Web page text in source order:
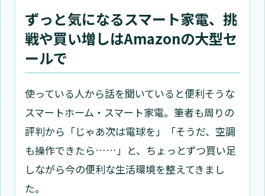
ずっと気になるスマート家電、挑
戦や買い増しはAmazonの大型セ
ールで
使っている人から話を聞いていると便利そうな
スマートホーム・スマート家電。筆者も周りの
評判から「じゃあ次は電球を」「そうだ、空調
も操作できたら……」と、ちょっとずつ買い足
しながら今の便利な生活環境を整えてきまし
た。